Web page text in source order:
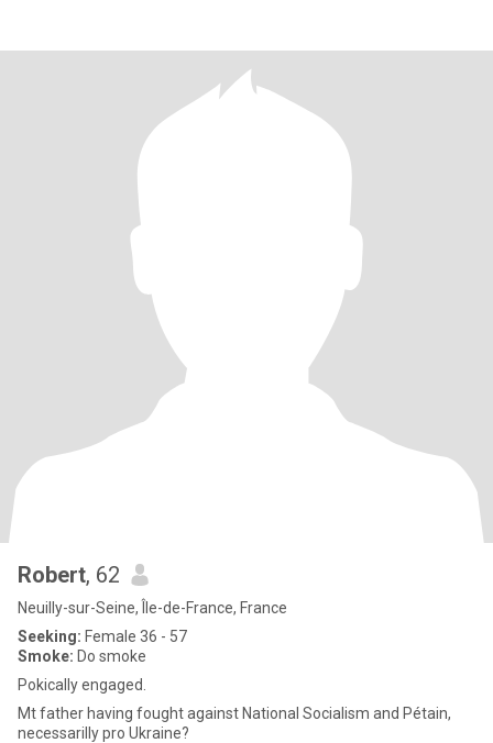
Robert, 62
Neuilly-sur-Seine, Île-de-France, France
Seeking: Female 36 - 57
Smoke: Do smoke
Pokically engaged.
Mt father having fought against National Socialism and Pétain,
necessarilly pro Ukraine?